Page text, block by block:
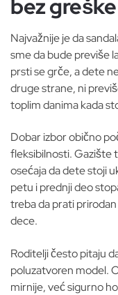
bez greške
Najvažnije je da
sme da bude previše
prsti se grče, a dete
druge strane, ni
toplim danima kada
Dobar izbor obično
fleksibilnosti. Gazište
osećaja da dete stoji
petu i prednji deo
treba da prati
dece.
Roditelji često pitaju
poluzatvoren model.
mirnije, već sigurno